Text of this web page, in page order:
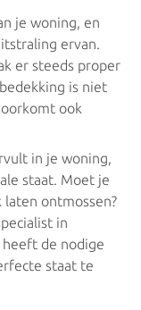
Waarop
je woning, en
ervan.
er steeds proper
is niet
ook
in je woning,
staat. Moet je
ontmossen?
in
de nodige
staat te